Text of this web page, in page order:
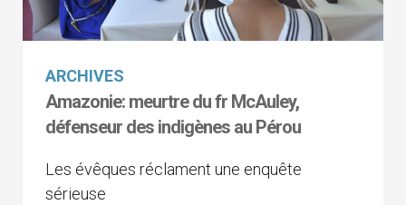
ARCHIVES
Amazonie: meurtre du fr McAuley,
défenseur des indigènes au Pérou
Les évêques réclament une enquête
sérieuse